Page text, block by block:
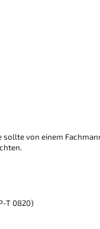
von einem
T 0820)